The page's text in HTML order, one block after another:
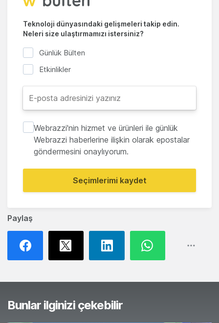
Paylaş
Teknoloji dünyasındaki gelişmeleri takip edin.
Neleri size ulaştırmamızı istersiniz?
Günlük Bülten
Etkinlikler
Webrazzi'nin hizmet ve ürünleri ile günlük
Webrazzi haberlerine ilişkin olarak epostalar
göndermesini onaylıyorum.
Seçimlerimi kaydet
Bunlar ilginizi çekebilir